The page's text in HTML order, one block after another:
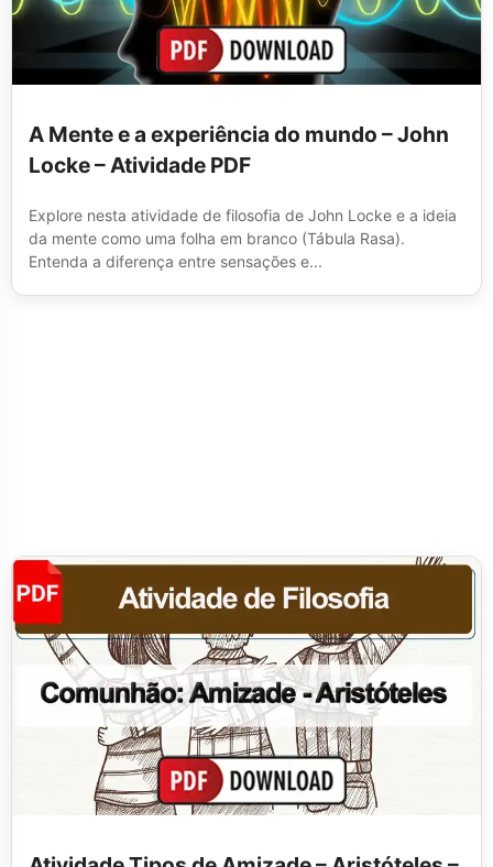
A Mente e a experiência do mundo – John
Locke – Atividade PDF
Explore nesta atividade de filosofia de John Locke e a ideia
da mente como uma folha em branco (Tábula Rasa).
Entenda a diferença entre sensações e...